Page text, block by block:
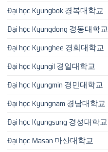
Đại học Kyungbok 경복대학교
Đại học Kyungdong 경동대학교
Đại học Kyunghee 경희대학교
Đại học Kyungil 경일대학교
Đại học Kyungmin 경민대학교
Đại học Kyungnam 경남대학교
Đại học Kyungsung 경성대학교
Đại học Masan 마산대학교